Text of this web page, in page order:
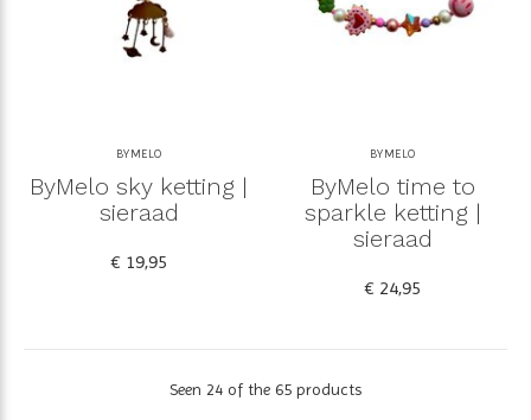
BYMELO
ByMelo sky ketting |
sieraad
€ 19,95
BYMELO
ByMelo time to
sparkle ketting |
sieraad
€ 24,95
Seen 24 of the 65 products